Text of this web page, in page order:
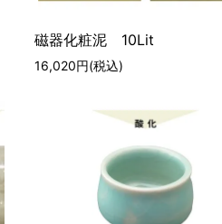
磁器化粧泥 10Lit
16,020円(税込)